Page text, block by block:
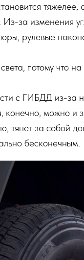
за изменения
рулевые
потому что
с ГИБДД из-за
конечно, можно и
тянет за собой
бесконечным.